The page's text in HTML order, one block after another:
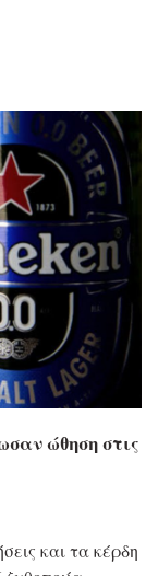
ώθηση στις
και τα κέρδη